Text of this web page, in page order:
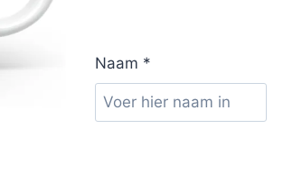
Naam *